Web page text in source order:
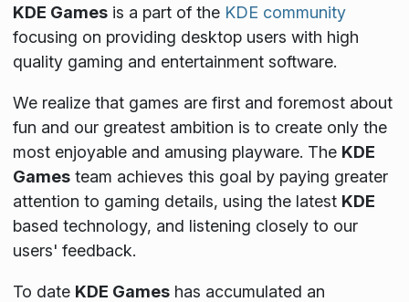
KDE Gamesis a part of the KDE community
focusing on providing desktop users with high
quality gaming and entertainment software.
We realize that games are first and foremost about
fun and our greatest ambition is to create only the
most enjoyable and amusing playware. The KDE
Gamesteam achieves this goal by paying greater
attention to gaming details, using the latest KDE
based technology, and listening closely to our
users' feedback.
To date KDE Gameshas accumulated an